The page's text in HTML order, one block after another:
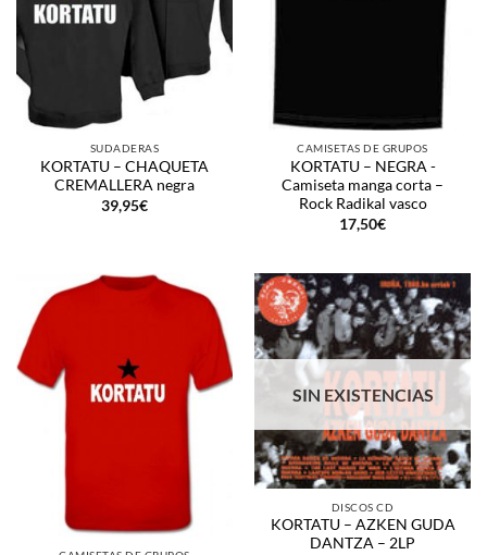
SUDADERAS
KORTATU – CHAQUETA
CREMALLERA negra
39,95€
CAMISETAS DE GRUPOS
KORTATU – NEGRA -
Camiseta manga corta –
Rock Radikal vasco
17,50€
SIN EXISTENCIAS
DISCOS CD
KORTATU – AZKEN GUDA
DANTZA – 2LP